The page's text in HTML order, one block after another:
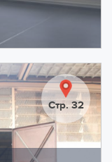
102,8
Выполнена
-
отделка типа
Стр. 32